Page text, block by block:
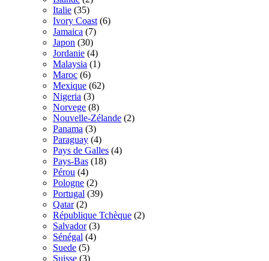
Italie (35)
Ivory Coast (6)
Jamaica (7)
Japon (30)
Jordanie (4)
Malaysia (1)
Maroc (6)
Mexique (62)
Nigeria (3)
Norvege (8)
Nouvelle-Zélande (2)
Panama (3)
Paraguay (4)
Pays de Galles (4)
Pays-Bas (18)
Pérou (4)
Pologne (2)
Portugal (39)
Qatar (2)
République Tchèque (2)
Salvador (3)
Sénégal (4)
Suede (5)
Suisse (3)